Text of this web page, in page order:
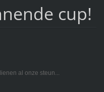
cup!
al onze steun...